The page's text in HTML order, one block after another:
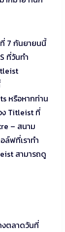
7 กันยายนนี้
ที่วันทำ
หรือหากท่าน
ง Titleist ที่
– สนาม
ฟที่เราทำ
สามารถดู
งตลาดวันที่